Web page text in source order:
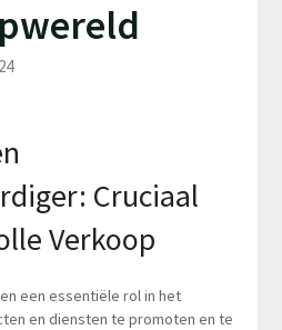
Cruciaal
Verkoop
een essentiële rol in het
en diensten te promoten en te